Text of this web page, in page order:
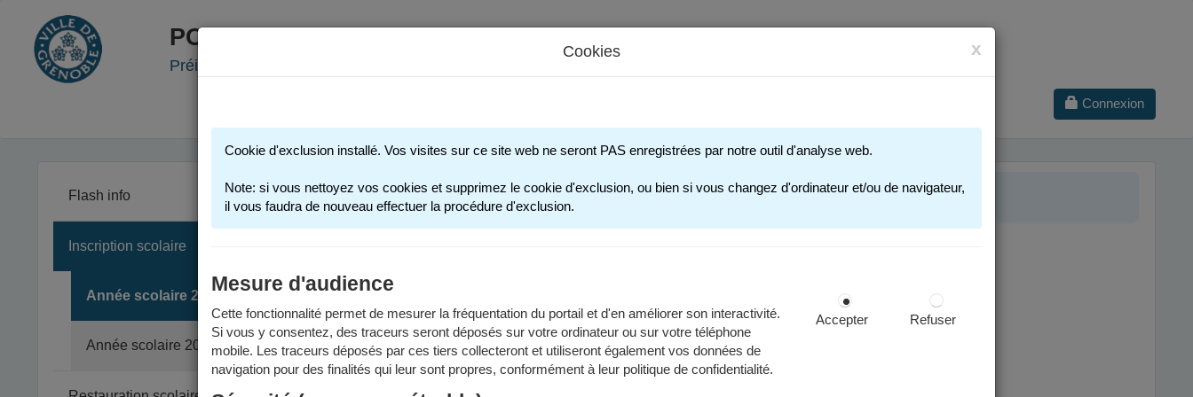
PORTAIL FAMILLE
Préinscription scolaire - Accueils périscolaires - Restauration scolaire - Sports
Connexion
Flash info
Inscription scolaire
Année scolaire 2025-2026
Année scolaire 2026-2027
ANNÉE SCOLAIRE 2025-2026
Un calendrier scolaire est disponible dans les
Enfants concernés
La préinscription à l'école publique concerne les enfants qui :
x
Cookies
Cookie d'exclusion installé. Vos visites sur ce site web ne seront PAS enregistrées par notre outil d'analyse web.
Note: si vous nettoyez vos cookies et supprimez le cookie d'exclusion, ou bien si vous changez d'ordinateur et/ou de navigateur,
il vous faudra de nouveau effectuer la procédure d'exclusion.
Mesure d'audience
Cette fonctionnalité permet de mesurer la fréquentation du portail et d'en améliorer son interactivité.
Si vous y consentez, des traceurs seront déposés sur votre ordinateur ou sur votre téléphone
mobile. Les traceurs déposés par ces tiers collecteront et utiliseront également vos données de
navigation pour des finalités qui leur sont propres, conformément à leur politique de confidentialité.
Accepter Refuser